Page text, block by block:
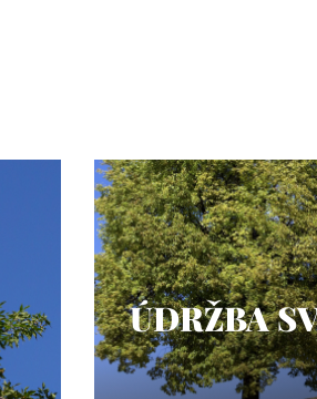
ÚDRŽBA